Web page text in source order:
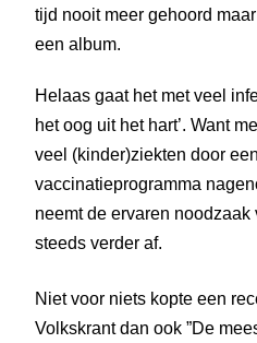
tijd nooit meer gehoord
een album.
Helaas gaat het met veel
het oog uit het hart’. Want
veel (kinder)ziekten door
vaccinatieprogramma
neemt de ervaren
steeds verder af.
Niet voor niets kopte een
Volkskrant dan ook ”De